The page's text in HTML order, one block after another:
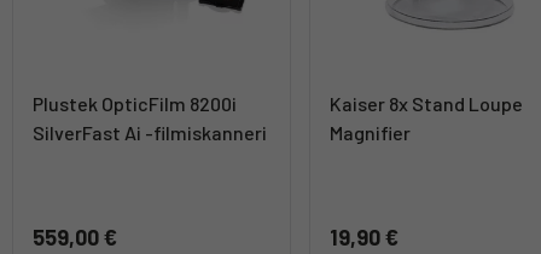
Plustek OpticFilm 8200i
SilverFast Ai -filmiskanneri
559,00 €
Kaiser 8x Stand Loupe
Magnifier
19,90 €